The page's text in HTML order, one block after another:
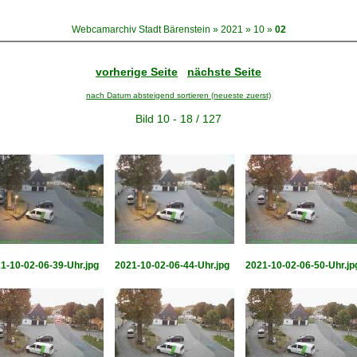
Webcamarchiv Stadt Bärenstein » 2021 » 10» 02
vorherige Seite nächste Seite
nach Datum absteigend sortieren (neueste zuerst)
Bild 10 - 18 / 127
10-02-06-39-Uhr.jpg 2021-10-02-06-44-Uhr.jpg 2021-10-02-06-50-